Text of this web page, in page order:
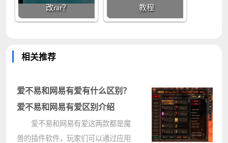
改rar？ 教程
相关推荐
爱不易和网易有爱有什么区别？
爱不易和网易有爱区别介绍
爱不易和网易有爱这两款都是魔
兽的插件软件，玩家们可以通过应用